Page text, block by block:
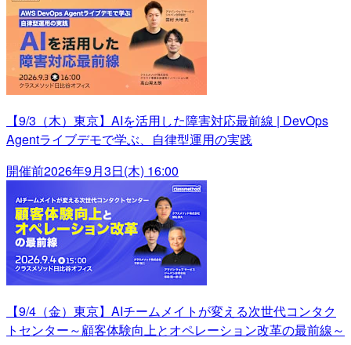
【9/3（木）東京】AIを活用した障害対応最前線 | DevOps
Agentライブデモで学ぶ、自律型運用の実践
開催前2026年9月3日(木) 16:00
【9/4（金）東京】AIチームメイトが変える次世代コンタク
トセンター～顧客体験向上とオペレーション改革の最前線～